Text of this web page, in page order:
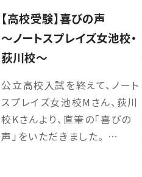
【高校受験】喜びの声
～ノートスプレイズ女池校・
荻川校～
公立高校入試を終えて、ノート
スプレイズ女池校Mさん、荻川
校Kさんより、直筆の「喜びの
声」をいただきました。 …